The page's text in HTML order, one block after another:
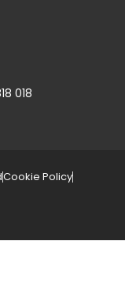
018
Cookie Policy